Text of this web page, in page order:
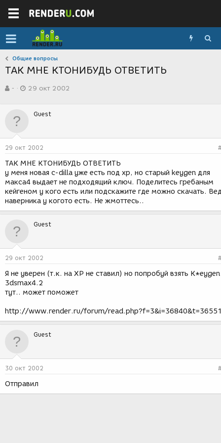
Общие вопросы
ТАК МНЕ КТОНИБУДЬ ОТВЕТИТЬ
в
р
м
-
а
д
н
и
я
29 окт 2002
Guest
29 окт 2002
ТАК МНЕ КТОНИБУДЬ ОТВЕТИТЬ
у меня новая c-dilla уже есть под xp, но старый keygen для
макса4 выдает не подходящий ключ. Поделитесь гребаным
кейгеном у кого есть или подскажите где можно скачать.
наверника у когото есть. Не жмоттесь..
Guest
29 окт 2002
Я не уверен (т.к. на ХР не ставил) но попробуй взять K*eygen
3dsmax4.2
тут.. может поможет
http://www.render.ru/forum/
Guest
30 окт 2002
Отправил